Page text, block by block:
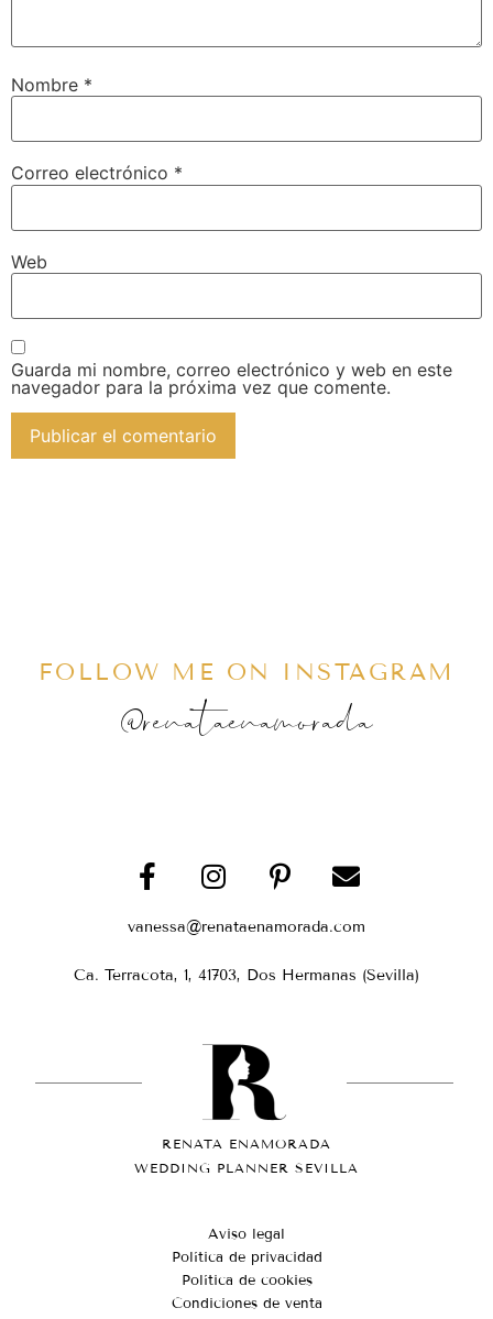
Nombre *
Correo electrónico *
Web
Guarda mi nombre, correo electrónico y web en este
navegador para la próxima vez que comente.
FOLLOW ME ON INSTAGRAM
@renataenamorada
vanessa@renataenamorada.com
Ca. Terracota, 1, 41703, Dos Hermanas (Sevilla)
RENATA ENAMORADA
WEDDING PLANNER SEVILLA
Aviso legal
Política de privacidad
Política de cookies
Condiciones de venta